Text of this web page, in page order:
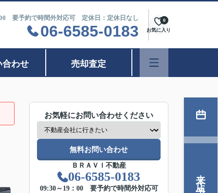
要予約で時間外対応可 定休日：定休日なし
06-6585-0183 お気に入り
0
合わせ 売却査定
お気軽にお問い合わせください
無料お問い合わせ
ＢＲＡＶＩ不動産
06-6585-0183
09:30～19：00 要予約で時間外対応可
来店予約